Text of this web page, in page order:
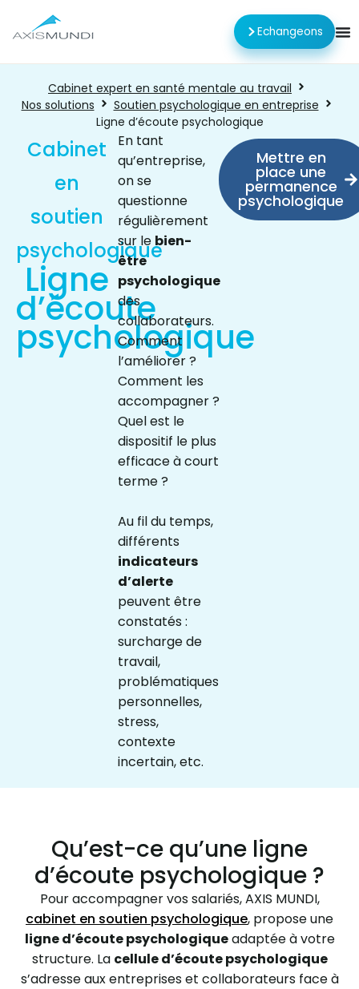
Echangeons
Cabinet expert en santé mentale au travail
Nos solutions
Soutien psychologique en entreprise
Ligne d’écoute psychologique
Cabinet
en
soutien
psychologique
Ligne
d’écoute
psychologique
En tant
qu’entreprise,
on se
questionne
régulièrement
sur le bien-
être
psychologique
des
collaborateurs.
Comment
l’améliorer ?
Comment les
accompagner ?
Quel est le
dispositif le plus
efficace à court
terme ?
Au fil du temps,
différents
indicateurs
d’alerte
peuvent être
constatés :
surcharge de
travail,
problématiques
personnelles,
stress,
contexte
incertain, etc.
Mettre en
place une
permanence
psychologique
Qu’est-ce qu’une ligne
d’écoute psychologique ?
Pour accompagner vos salariés, AXIS MUNDI,
cabinet en soutien psychologique, propose une
ligne d’écoute psychologiqueadaptée à votre
structure. La cellule d’écoute psychologique
s’adresse aux entreprises et collaborateurs face à